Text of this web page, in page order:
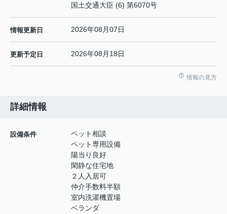
国土交通大臣 (6) 第6070号
情報更新日 2026年08月07日
更新予定日 2026年08月18日
情報の見方
詳細情報
設備条件
ペット相談
ペット専用設備
陽当り良好
閑静な住宅地
２人入居可
仲介手数料半額
室内洗濯機置場
ベランダ